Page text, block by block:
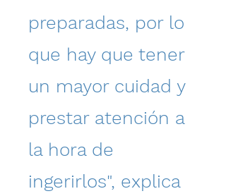
preparadas, por lo
que hay que tener
un mayor cuidad y
prestar atención a
la hora de
ingerirlos", explica